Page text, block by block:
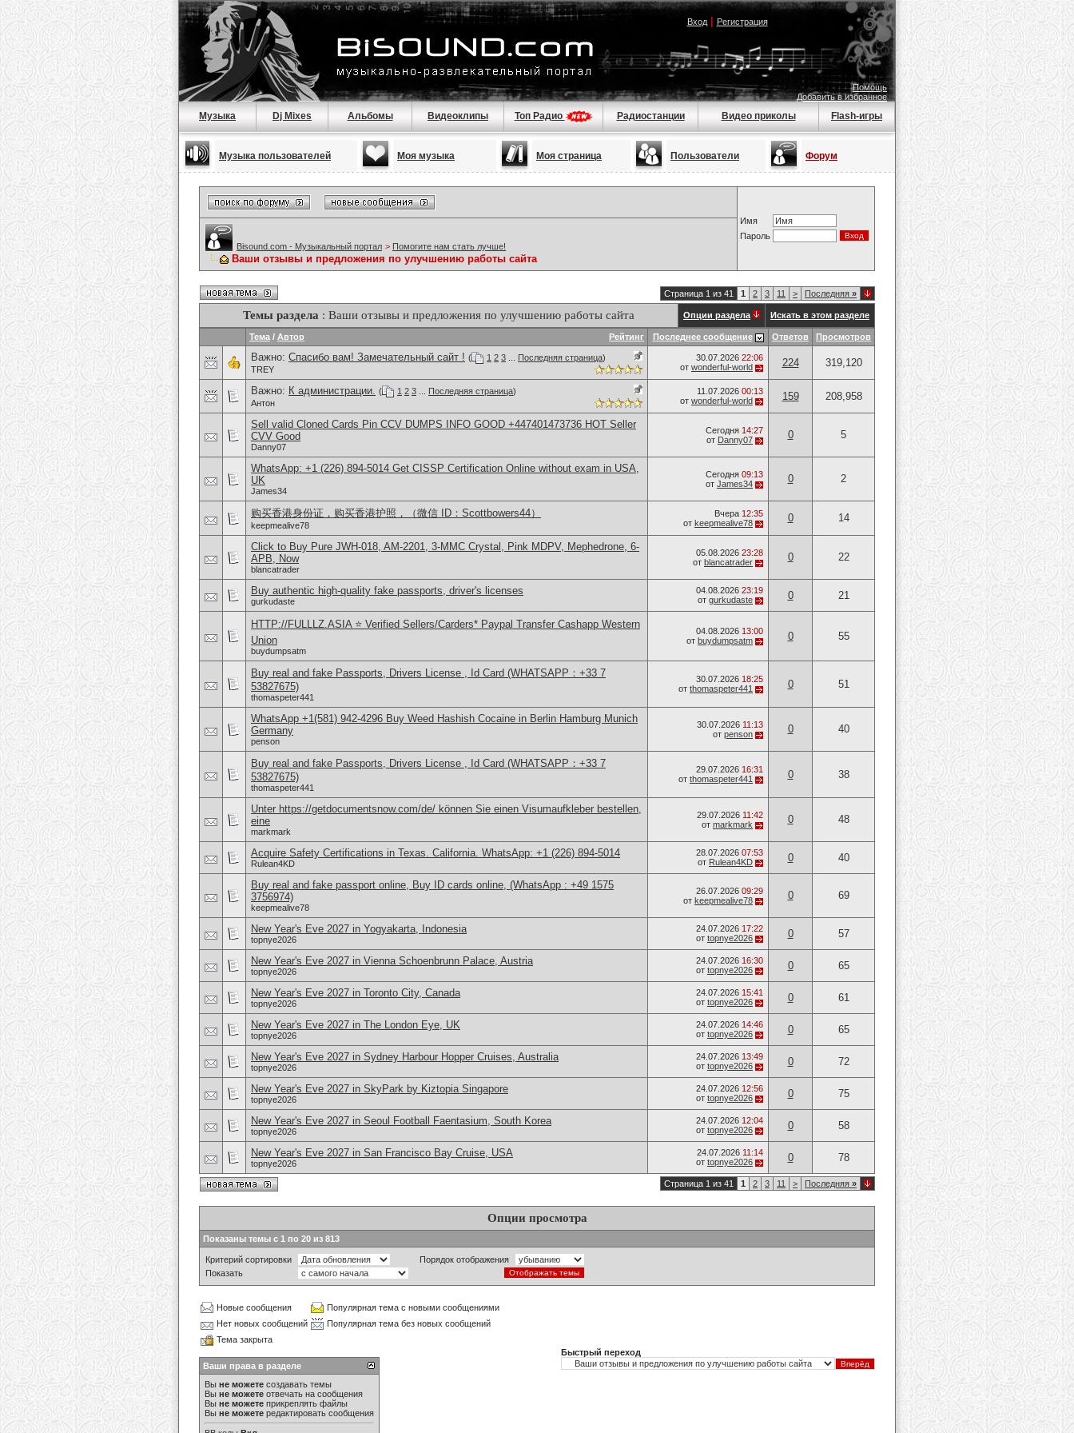
Вход| Регистрация
Помощь
Добавить в избранное
Музыка Dj Mixes Альбомы Видеоклипы Топ Радио Радиостанции Видео приколы Flash-игры
Музыка пользователей Моя музыка Моя страница Пользователи Форум
Имя
Пароль
Bisound.com - Музыкальный портал > Помогите нам стать лучше!
Ваши отзывы и предложения по улучшению работы сайта
Страница 1 из 41 1 2 3 11 > Последняя »
Темы раздела : Ваши отзывы и предложения по улучшению работы сайта Опции раздела Искать в этом разделе
Рейтинг
Тема / Автор Последнее сообщение Ответов Просмотров
Важно: Спасибо вам! Замечательный сайт ! ( 1 2 3 Последняя страница)
TREY
30.07.2026 22:06
от wonderful-world 224 319,120
Важно: К администрации. ( 1 2 3 Последняя страница)
Антон
11.07.2026 00:13
от wonderful-world 159 208,958
Sell valid Cloned Cards Pin CCV DUMPS INFO GOOD +447401473736 HOT Seller
CVV Good
Danny07
Сегодня 14:27
от Danny07 0 5
WhatsApp: +1 (226) 894-5014​ Get CISSP Certification Online without exam in USA,
UK
James34
Сегодня 09:13
от James34 0 2
购买香港身份证，购买香港护照，（微信 ID：Scottbowers44）
keepmealive78
Вчера 12:35
от keepmealive78 0 14
Click to Buy Pure JWH-018, AM-2201, 3-MMC Crystal, Pink MDPV, Mephedrone, 6-
APB, Now
blancatrader
05.08.2026 23:28
от blancatrader 0 22
Buy authentic high-quality fake passports, driver's licenses
gurkudaste
04.08.2026 23:19
от gurkudaste 0 21
HTTP://FULLLZ.ASIA ⭐️ Verified Sellers/Carders* Paypal Transfer Cashapp Western
Union
buydumpsatm
04.08.2026 13:00
от buydumpsatm 0 55
Buy real and fake Passports, Drivers License , Id Card (WHATSAPP：+33 7
53827675)
thomaspeter441
30.07.2026 18:25
от thomaspeter441 0 51
WhatsApp +1(581) 942-4296 Buy Weed Hashish Cocaine in Berlin Hamburg Munich
Germany
penson
30.07.2026 11:13
от penson 0 40
Buy real and fake Passports, Drivers License , Id Card (WHATSAPP：+33 7
53827675)
thomaspeter441
29.07.2026 16:31
от thomaspeter441 0 38
Unter https://getdocumentsnow.com/de/ können Sie einen Visumaufkleber bestellen,
eine
markmark
29.07.2026 11:42
от markmark 0 48
Acquire Safety Certifications in Texas. California. WhatsApp: +1 (226) 894-5014
Rulean4KD
28.07.2026 07:53
от Rulean4KD 0 40
Buy real and fake passport online, Buy ID cards online, (WhatsApp : +49 1575
3756974)
keepmealive78
26.07.2026 09:29
от keepmealive78 0 69
New Year's Eve 2027 in Yogyakarta, Indonesia
topnye2026
24.07.2026 17:22
от topnye2026 0 57
New Year's Eve 2027 in Vienna Schoenbrunn Palace, Austria
topnye2026
24.07.2026 16:30
от topnye2026 0 65
New Year's Eve 2027 in Toronto City, Canada
topnye2026
24.07.2026 15:41
от topnye2026 0 61
New Year's Eve 2027 in The London Eye, UK
topnye2026
24.07.2026 14:46
от topnye2026 0 65
New Year's Eve 2027 in Sydney Harbour Hopper Cruises, Australia
topnye2026
24.07.2026 13:49
от topnye2026 0 72
New Year's Eve 2027 in SkyPark by Kiztopia Singapore
topnye2026
24.07.2026 12:56
от topnye2026 0 75
New Year's Eve 2027 in Seoul Football Faentasium, South Korea
topnye2026
24.07.2026 12:04
от topnye2026 0 58
New Year's Eve 2027 in San Francisco Bay Cruise, USA
topnye2026
24.07.2026 11:14
от topnye2026 0 78
Страница 1 из 41 1 2 3 11 > Последняя »
Опции просмотра
Показаны темы с 1 по 20 из 813
Критерий сортировки
Порядок отображения
Показать
Новые сообщения
Популярная тема с новыми сообщениями
Нет новых сообщений
Популярная тема без новых сообщений
Тема закрыта
Ваши права в разделе
Вы не можете создавать темы
Вы не можете отвечать на сообщения
Вы не можете прикреплять файлы
Вы не можете редактировать сообщения
Быстрый переход